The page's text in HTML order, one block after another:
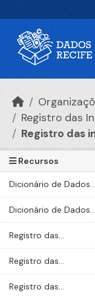
Registro das
Registro das
Recursos
Dicionário de Dados...
Dicionário de Dados...
Registro das...
Registro das...
Registro das...